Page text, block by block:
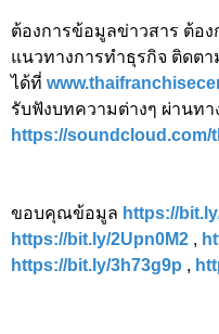
ต้องการข้อมูลข่าวสาร ต้อ
แนวทางการทำธุรกิจ ติดตา
ได้ที่
รับฟังบทความต่างๆ ผ่านทา
https://soundcloud.com/
ขอบคุณข้อมูล https://
https://bit.ly/2Upn0M2 ,
https://bit.ly/3h73g9p ,